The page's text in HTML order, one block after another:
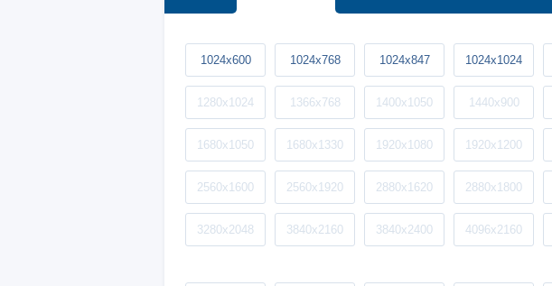
1024x600 1024x768 1024x847 1024x1024
1280x1024 1366x768 1400x1050 1440x900
1680x1050 1680x1330 1920x1080 1920x1200
2560x1600 2560x1920 2880x1620 2880x1800
3280x2048 3840x2160 3840x2400 4096x2160